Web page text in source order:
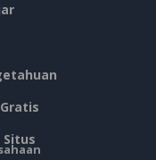
Situs